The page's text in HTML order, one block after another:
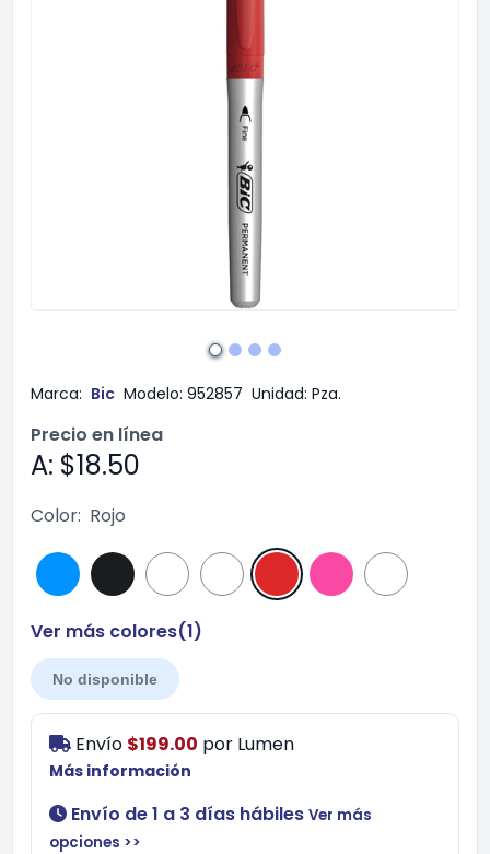
Marca: Bic Modelo: 952857 Unidad: Pza.
Precio en línea
A: $18.50
Color: Rojo
Ver más colores(1)
No disponible
Envío $199.00 por Lumen
Más información
Envío de 1 a 3 días hábiles Ver más
opciones >>